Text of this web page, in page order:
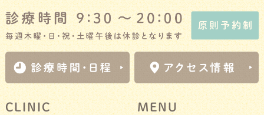
CLINIC MENU